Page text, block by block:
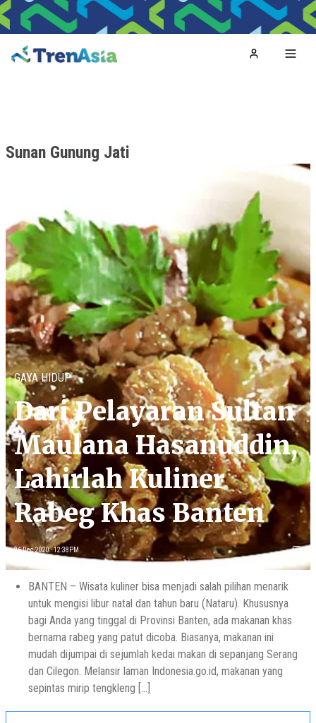
Home
Sunan Gunung Jati
GAYA HIDUP
Dari Pelayaran Sultan
Maulana Hasanuddin,
Lahirlah Kuliner
Rabeg Khas Banten
26 Dec 2020 - 12:38PM
BANTEN – Wisata kuliner bisa menjadi salah pilihan menarik
untuk mengisi libur natal dan tahun baru (Nataru). Khususnya
bagi Anda yang tinggal di Provinsi Banten, ada makanan khas
bernama rabeg yang patut dicoba. Biasanya, makanan ini
mudah dijumpai di sejumlah kedai makan di sepanjang Serang
dan Cilegon. Melansir laman Indonesia.go.id, makanan yang
sepintas mirip tengkleng […]